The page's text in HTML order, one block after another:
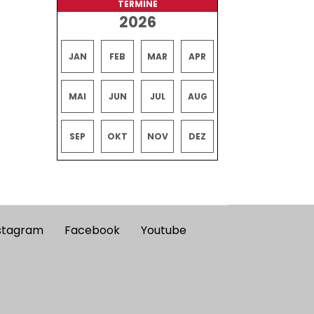
TERMINE
2026
JAN FEB MAR APR
MAI JUN JUL AUG
SEP OKT NOV DEZ
Facebook Youtube